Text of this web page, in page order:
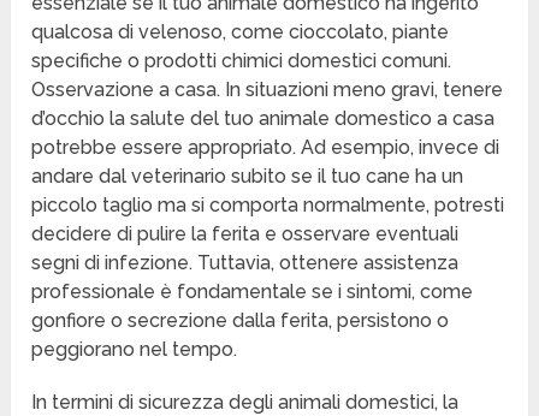
qualcosa di velenoso, come cioccolato, piante
specifiche o prodotti chimici domestici comuni.
Osservazione a casa. In situazioni meno gravi, tenere
d’occhio la salute del tuo animale domestico a casa
potrebbe essere appropriato. Ad esempio, invece di
andare dal veterinario subito se il tuo cane ha un
piccolo taglio ma si comporta normalmente, potresti
decidere di pulire la ferita e osservare eventuali
segni di infezione. Tuttavia, ottenere assistenza
professionale è fondamentale se i sintomi, come
gonfiore o secrezione dalla ferita, persistono o
peggiorano nel tempo.
In termini di sicurezza degli animali domestici, la